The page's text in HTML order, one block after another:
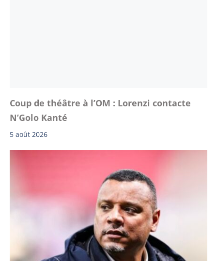
Coup de théâtre à l’OM : Lorenzi contacte
N’Golo Kanté
5 août 2026